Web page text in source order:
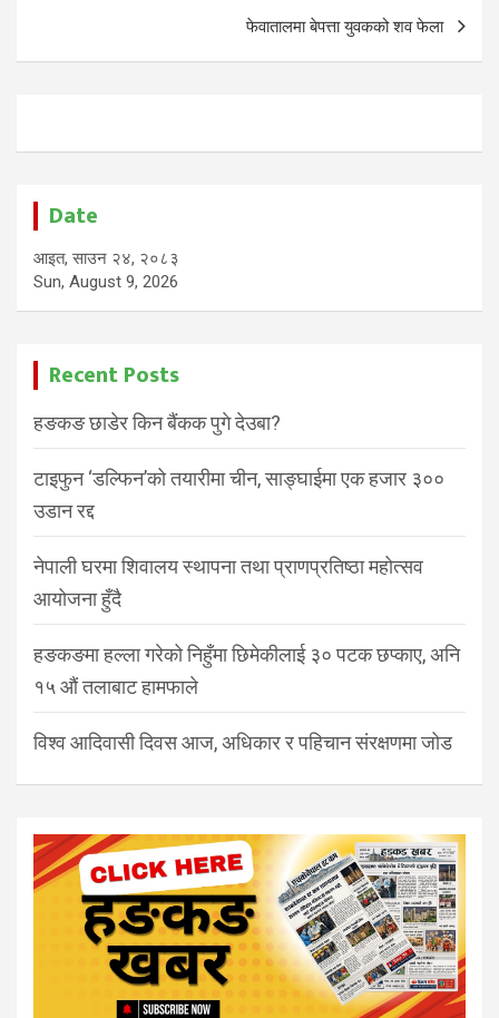
फेवातालमा बेपत्ता युवकको शव फेला
Date
आइत, साउन २४, २०८३
Sun, August 9, 2026
Recent Posts
हङकङ छाडेर किन बैंकक पुगे देउबा?
टाइफुन ‘डल्फिन’को तयारीमा चीन, साङ्घाईमा एक हजार ३००
उडान रद्द
नेपाली घरमा शिवालय स्थापना तथा प्राणप्रतिष्ठा महोत्सव
आयोजना हुँदै
हङकङमा हल्ला गरेको निहुँमा छिमेकीलाई ३० पटक छप्काए, अनि
१५ औं तलाबाट हामफाले
विश्व आदिवासी दिवस आज, अधिकार र पहिचान संरक्षणमा जोड